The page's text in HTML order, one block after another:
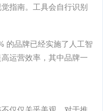
指南。工具会自行识别
的品牌已经实施了人工智
运营效率，其中品牌一